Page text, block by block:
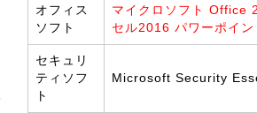
オフィス
ソフト
マイクロソフト Office
セル2016 パワーポイ
セキュリ
ティソフ
ト
Microsoft Security